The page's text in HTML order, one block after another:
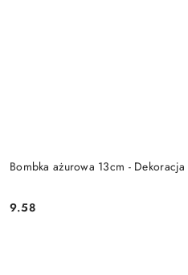
Bombka ażurowa 13cm - Dekoracja
Cena:
9.58